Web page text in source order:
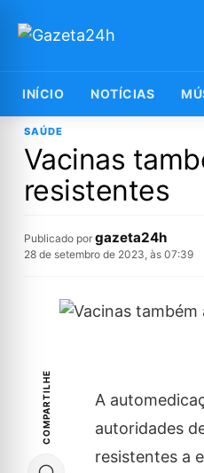
INÍCIO NOTÍCIAS
SAÚDE
Vacinas
resistentes
Publicado por gazeta24h
28 de setembro de 2023, às 07:39
COMPARTILHE
A
autoridades
resistentes a